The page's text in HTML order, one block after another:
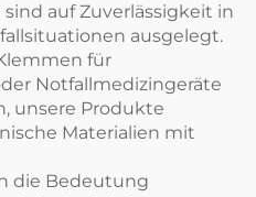
auf Zuverlässigkeit in
ausgelegt.
für
Notfallmedizingeräte
unsere Produkte
Materialien mit
die Bedeutung